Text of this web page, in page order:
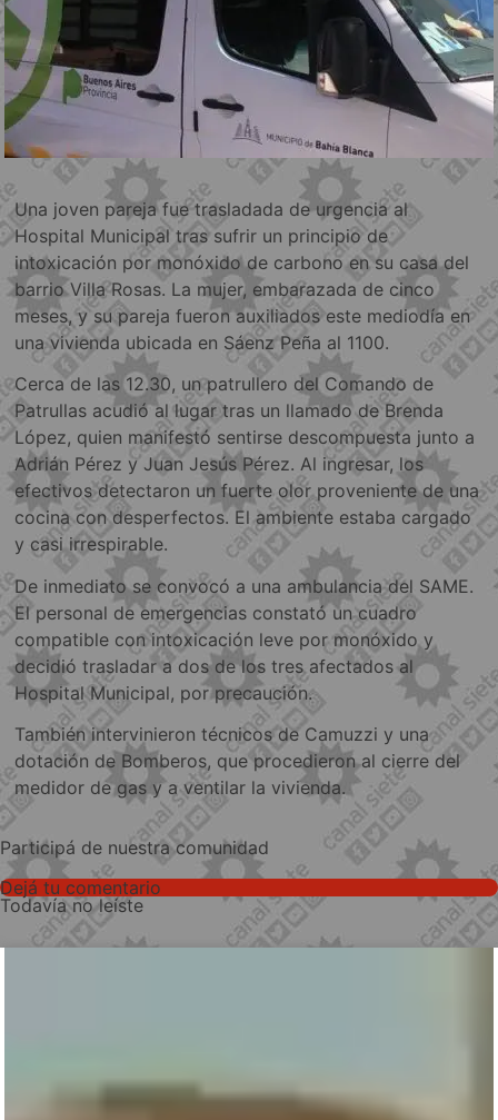
Una joven pareja fue trasladada de urgencia al
Hospital Municipal tras sufrir un principio de
intoxicación por monóxido de carbono en su casa del
barrio Villa Rosas. La mujer, embarazada de cinco
meses, y su pareja fueron auxiliados este mediodía en
una vivienda ubicada en Sáenz Peña al 1100.
Cerca de las 12.30, un patrullero del Comando de
Patrullas acudió al lugar tras un llamado de Brenda
López, quien manifestó sentirse descompuesta junto a
Adrián Pérez y Juan Jesús Pérez. Al ingresar, los
efectivos detectaron un fuerte olor proveniente de una
cocina con desperfectos. El ambiente estaba cargado
y casi irrespirable.
De inmediato se convocó a una ambulancia del SAME.
El personal de emergencias constató un cuadro
compatible con intoxicación leve por monóxido y
decidió trasladar a dos de los tres afectados al
Hospital Municipal, por precaución.
También intervinieron técnicos de Camuzzi y una
dotación de Bomberos, que procedieron al cierre del
medidor de gas y a ventilar la vivienda.
Participá de nuestra comunidad
Dejá tu comentario
Todavía no leíste